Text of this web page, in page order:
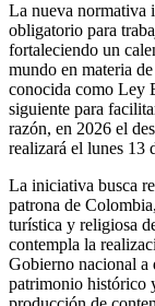
La nueva normativa
obligatorio para
fortaleciendo un
mundo en materia
conocida como Ley
siguiente para
razón, en 2026 el
realizará el lunes 13
La iniciativa busca
patrona de
turística y religiosa
contempla la
Gobierno nacional a
patrimonio histórico